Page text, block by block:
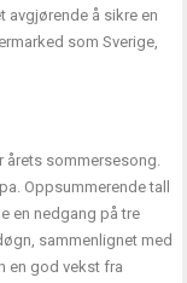
avgjørende å sikre en
som Sverige,
årets sommersesong.
Oppsummerende tall
en nedgang på tre
sammenlignet med
en god vekst fra